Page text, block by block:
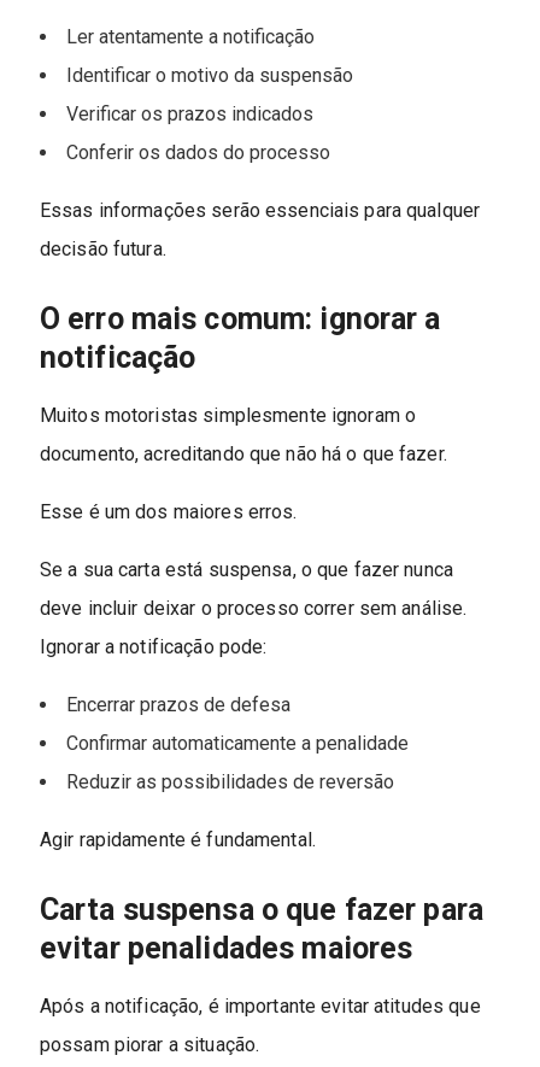
Ler atentamente a notificação
Identificar o motivo da suspensão
Verificar os prazos indicados
Conferir os dados do processo
Essas informações serão essenciais para qualquer
decisão futura.
O erro mais comum: ignorar a
notificação
Muitos motoristas simplesmente ignoram o
documento, acreditando que não há o que fazer.
Esse é um dos maiores erros.
Se a sua carta está suspensa, o que fazer nunca
deve incluir deixar o processo correr sem análise.
Ignorar a notificação pode:
Encerrar prazos de defesa
Confirmar automaticamente a penalidade
Reduzir as possibilidades de reversão
Agir rapidamente é fundamental.
Carta suspensa o que fazer para
evitar penalidades maiores
Após a notificação, é importante evitar atitudes que
possam piorar a situação.